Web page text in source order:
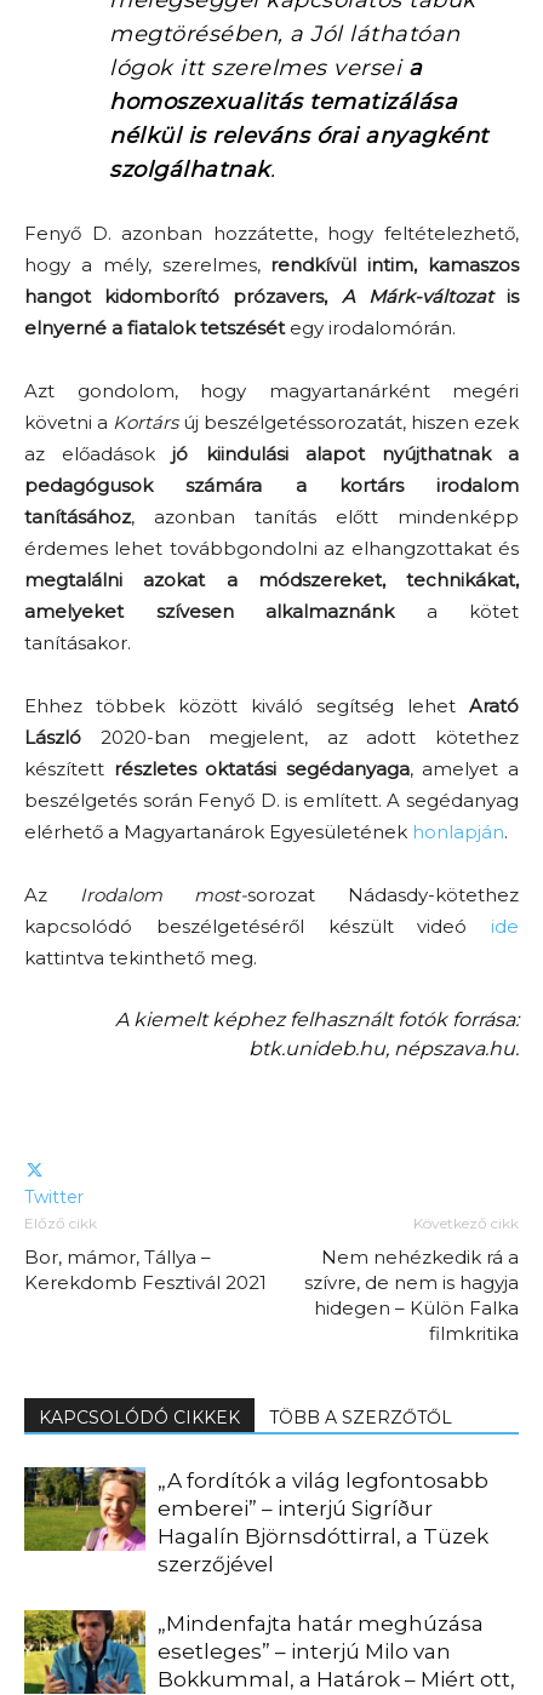
megtörésében, aJól láthatóan
lógok ittszerelmes versei a
homoszexualitás tematizálása
nélkül is releváns órai anyagként
szolgálhatnak.
Fenyő D. azonban hozzátette, hogy feltételezhető,
hogy a mély, szerelmes, rendkívül intim, kamaszos
hangot kidomborító prózavers, A Márk-változatis
elnyerné a fiatalok tetszésétegy irodalomórán.
Azt gondolom, hogy magyartanárként megéri
követni a Kortársúj beszélgetéssorozatát, hiszen ezek
az előadásokjó kiindulási alapot nyújthatnak a
pedagógusok számára a kortárs irodalom
tanításához, azonban tanítás előtt mindenképp
érdemes lehet továbbgondolni az elhangzottakat és
megtalálni azokat a módszereket, technikákat,
amelyeket szívesen alkalmaznánka kötet
tanításakor.
Ehhez többek között kiváló segítség lehet Arató
László 2020-ban megjelent, az adott kötethez
készített részletes oktatási segédanyaga, amelyet a
beszélgetés során Fenyő D. is említett. A segédanyag
elérhető a Magyartanárok Egyesületének honlapján.
Az Irodalom most-sorozat Nádasdy-kötethez
kapcsolódó beszélgetéséről készült videó ide
kattintva tekinthető meg.
A kiemelt képhez felhasznált fotók forrása:
btk.unideb.hu, népszava.hu.
Twitter
Előző cikk
Bor, mámor, Tállya –
Kerekdomb Fesztivál 2021
Következő cikk
Nem nehézkedik rá a
szívre, de nem is hagyja
hidegen – Külön Falka
filmkritika
KAPCSOLÓDÓ CIKKEK TÖBB A SZERZŐTŐL
„A fordítók a világ legfontosabb
emberei” – interjú Sigríður
Hagalín Björnsdóttirral, a Tüzek
szerzőjével
„Mindenfajta határ meghúzása
esetleges” – interjú Milo van
Bokkummal, a Határok – Miért ott,